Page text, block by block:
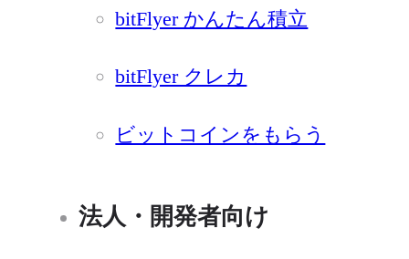
bitFlyer かんたん積立
bitFlyer クレカ
ビットコインをもらう
法人・開発者向け